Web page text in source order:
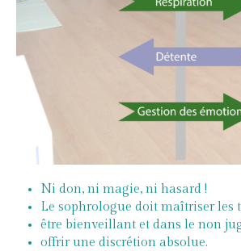
Ni don, ni magie, ni hasard !
Le sophrologue doit maîtriser les
être bienveillant et dans le non
offrir une discrétion absolue.